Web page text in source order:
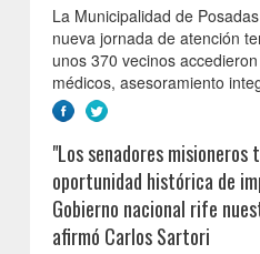
La Municipalidad de
nueva jornada de atención
unos 370 vecinos
médicos, asesoramiento
"Los senadores misioneros
oportunidad histórica de
Gobierno nacional rife
afirmó Carlos Sartori